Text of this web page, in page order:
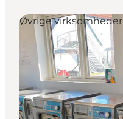
Øvrige virksomheder